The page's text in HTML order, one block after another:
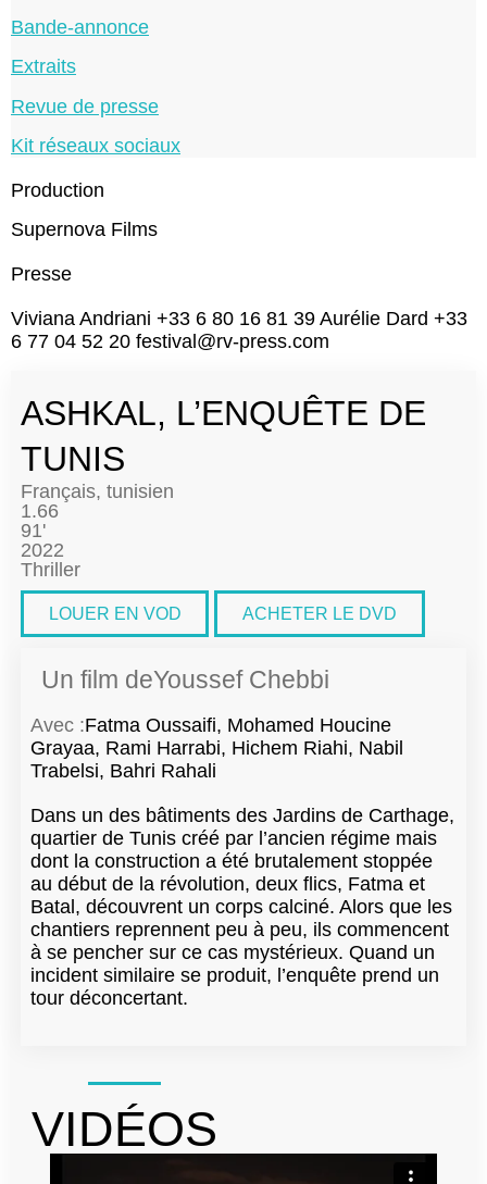
Bande-annonce
Extraits
Revue de presse
Kit réseaux sociaux
Production
Supernova Films
Presse
Viviana Andriani +33 6 80 16 81 39 Aurélie Dard +33
6 77 04 52 20 festival@rv-press.com
ASHKAL, L’ENQUÊTE DE
TUNIS
Français, tunisien
1.66
91'
2022
Thriller
LOUER EN VOD ACHETER LE DVD
Un film deYoussef Chebbi
Avec :Fatma Oussaifi, Mohamed Houcine
Grayaa, Rami Harrabi, Hichem Riahi, Nabil
Trabelsi, Bahri Rahali
Dans un des bâtiments des Jardins de Carthage,
quartier de Tunis créé par l’ancien régime mais
dont la construction a été brutalement stoppée
au début de la révolution, deux flics, Fatma et
Batal, découvrent un corps calciné. Alors que les
chantiers reprennent peu à peu, ils commencent
à se pencher sur ce cas mystérieux. Quand un
incident similaire se produit, l’enquête prend un
tour déconcertant.
VIDÉOS